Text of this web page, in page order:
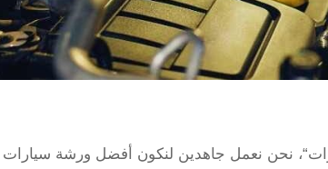
نحن نعمل جاهدين لنكون أفضل ورشة سيارات